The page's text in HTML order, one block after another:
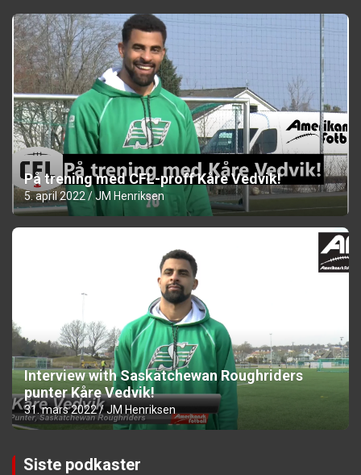
På trening med CFL-proff Kåre Vedvik!
5. april 2022 JM Henriksen
Interview with Saskatchewan Roughriders
punter Kåre Vedvik!
31. mars 2022 JM Henriksen
Siste podkaster